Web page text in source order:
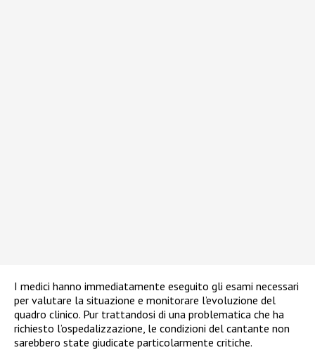
I medici hanno immediatamente eseguito gli esami necessari
per valutare la situazione e monitorare l’evoluzione del
quadro clinico. Pur trattandosi di una problematica che ha
richiesto l’ospedalizzazione, le condizioni del cantante non
sarebbero state giudicate particolarmente critiche.